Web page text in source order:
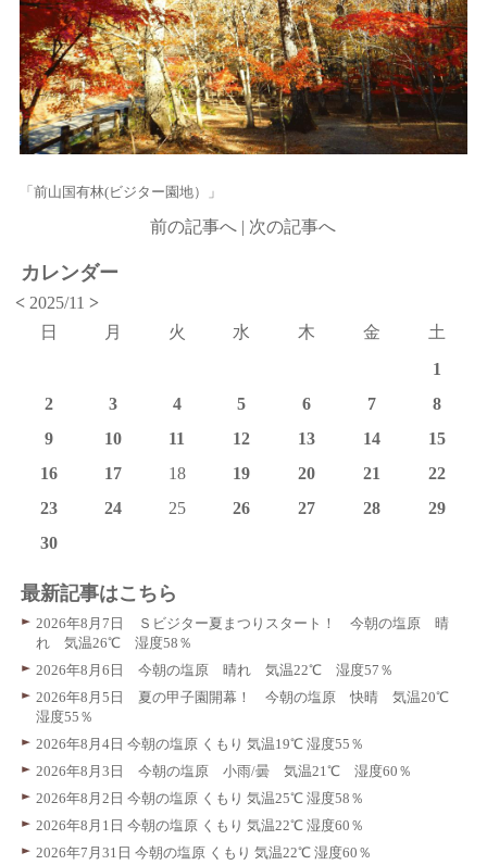
「前山国有林(ビジター園地）」
前の記事へ | 次の記事へ
カレンダー
< 2025/11>
日
月 火 水 木 金
土
1
2
3 4 5 6 7
8
9
10 11 12 13 14
15
16
17 18 19 20 21
22
23
24 25 26 27 28
29
30
最新記事はこちら
2026年8月7日 Ｓビジター夏まつりスタート！ 今朝の塩原 晴
れ 気温26℃ 湿度58％
2026年8月6日 今朝の塩原 晴れ 気温22℃ 湿度57％
2026年8月5日 夏の甲子園開幕！ 今朝の塩原 快晴 気温20℃
湿度55％
2026年8月4日 今朝の塩原 くもり 気温19℃ 湿度55％
2026年8月3日 今朝の塩原 小雨/曇 気温21℃ 湿度60％
2026年8月2日 今朝の塩原 くもり 気温25℃ 湿度58％
2026年8月1日 今朝の塩原 くもり 気温22℃ 湿度60％
2026年7月31日 今朝の塩原 くもり 気温22℃ 湿度60％